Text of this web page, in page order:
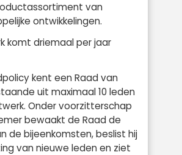
van
ontwikkelingen.
komt driemaal per jaar
kent een Raad van
uit maximaal 10 leden
Onder voorzitterschap
bewaakt de Raad de
de bijeenkomsten, beslist hij
van nieuwe leden en ziet